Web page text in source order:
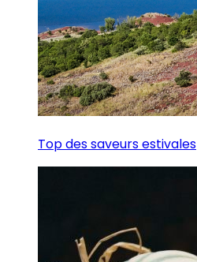
Top des saveurs estivales